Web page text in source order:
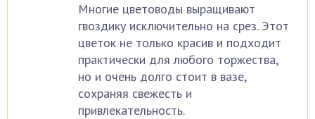
Многие цветоводы выращивают
гвоздику исключительно на срез. Этот
цветок не только красив и подходит
практически для любого торжества,
но и очень долго стоит в вазе,
сохраняя свежесть и
привлекательность.